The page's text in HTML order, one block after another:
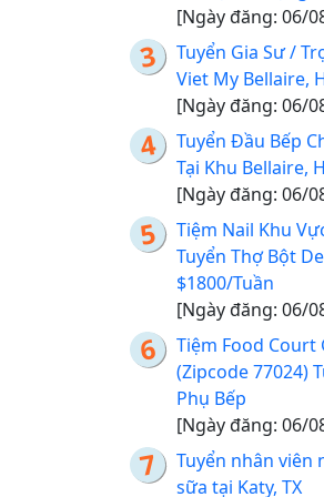
[Ngày đăng: 06/
Tuyển Gia Sư /
Viet My Bellaire,
[Ngày đăng: 06/
Tuyển Đầu Bếp
Tại Khu Bellaire,
[Ngày đăng: 06/
Tiệm Nail Khu
Tuyển Thợ Bột
$1800/Tuần
[Ngày đăng: 06/
Tiệm Food
(Zipcode 77024)
Phụ Bếp
[Ngày đăng: 06/
Tuyển nhân viên
sữa tại Katy, TX